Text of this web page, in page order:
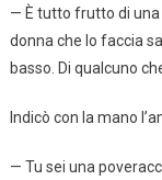
— È tutto frutto di una
donna che lo faccia
basso. Di qualcuno
Indicò con la mano
— Tu sei una